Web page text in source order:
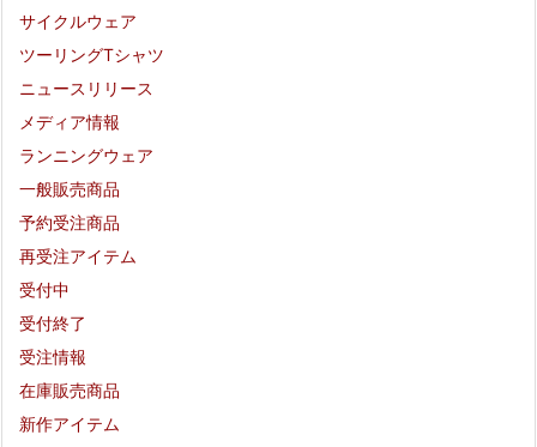
サイクルウェア
ツーリングTシャツ
ニュースリリース
メディア情報
ランニングウェア
一般販売商品
予約受注商品
再受注アイテム
受付中
受付終了
受注情報
在庫販売商品
新作アイテム